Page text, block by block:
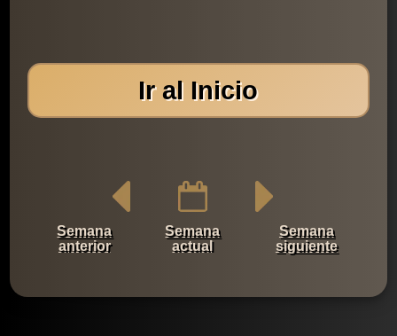
Ir al Inicio
Semana
anterior
Semana
actual
Semana
siguiente